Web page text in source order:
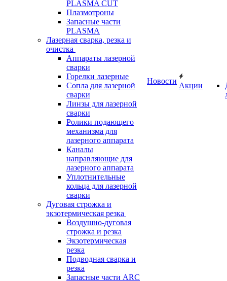
PLASMA CUT
Плазмотроны
Запасные части
PLASMA
Лазерная сварка, резка и
очистка
Аппараты лазерной
сварки
Горелки лазерные
Сопла для лазерной
сварки
Линзы для лазерной
сварки
Ролики подающего
механизма для
лазерного аппарата
Каналы
направляющие для
лазерного аппарата
Уплотнительные
кольца для лазерной
сварки
Дуговая строжка и
экзотермическая резка
Воздушно-дуговая
строжка и резка
Экзотермическая
резка
Подводная сварка и
резка
Запасные части ARC
Новости
Акции